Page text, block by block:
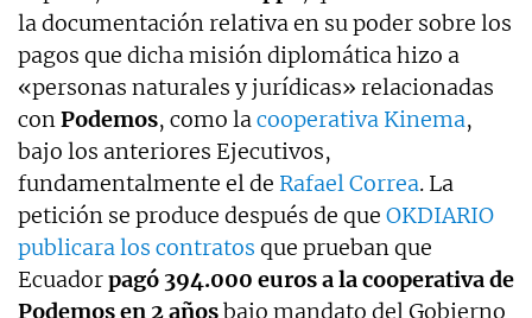
la documentación relativa en su poder sobre los
pagos que dicha misión diplomática hizo a
«personas naturales y jurídicas» relacionadas
conPodemos, como lacooperativa Kinema,
bajo los anteriores Ejecutivos,
fundamentalmente el de Rafael Correa. La
petición se produce después de que OKDIARIO
publicara los contratos que prueban que
Ecuadorpagó 394.000 euros a la cooperativa de
Podemos en 2 añosbajo mandato del Gobierno